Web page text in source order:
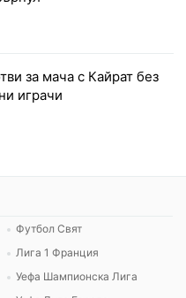
за мача с Кайрат без
играчи
Футбол Свят
Лига 1 Франция
Уефа Шампионска Лига